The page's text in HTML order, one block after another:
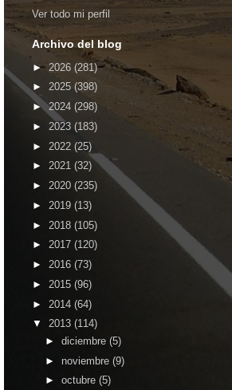
Ver todo mi perfil
Archivo del blog
► 2026 (281)
► 2025 (398)
►2024 (298)
► 2023 (183)
► 2022 (25)
► 2021 (32)
► 2020 (235)
► 2019 (13)
► 2018 (105)
► 2017 (120)
► 2016 (73)
► 2015 (96)
► 2014 (64)
▼ 2013 (114)
► diciembre (5)
► noviembre (9)
► octubre (5)